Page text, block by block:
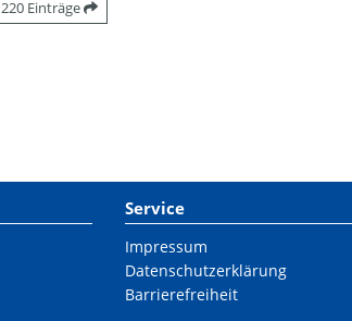
220 Einträge
Service
Impressum
Datenschutzerklärung
Barrierefreiheit